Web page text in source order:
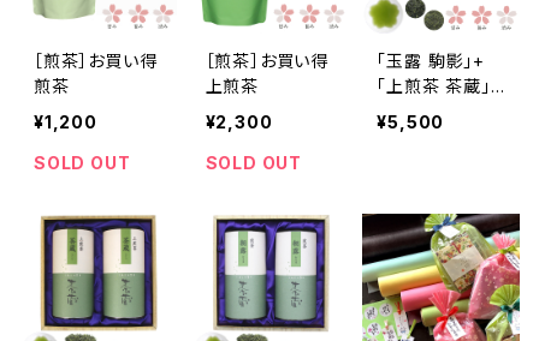
［煎茶］お買い得
煎茶
¥1,200
SOLD OUT
［煎茶］お買い得
上煎茶
¥2,300
SOLD OUT
「玉露 駒影」+
「上煎茶 茶蔵」
詰合せ
¥5,500